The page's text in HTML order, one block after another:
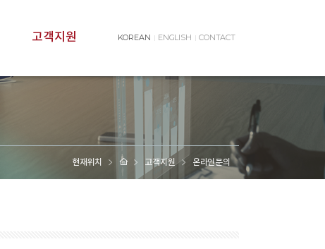
고객지원 KOREAN ENGLISH CONTACT
현재위치 고객지원 온라인문의